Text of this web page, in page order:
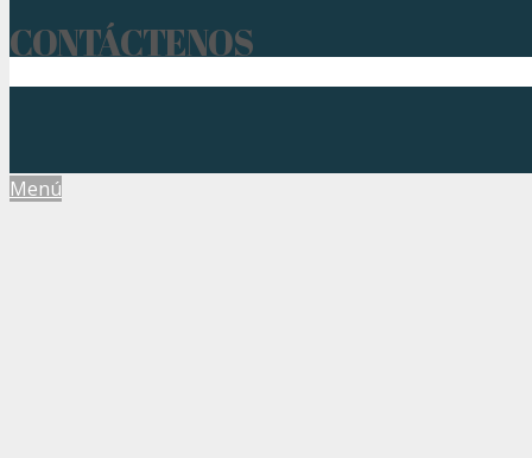
CONTÁCTENOS
Menú